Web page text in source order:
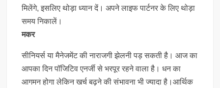
मिलेंगे, इसलिए थोड़ा ध्यान दें। अपने लाइफ पार्टनर के लिए थोड़ा
समय निकालें।
मकर
सीनियर्स या मैनेजमेंट की नाराजगी झेलनी पड़ सकती है। आज का
आपका दिन पॉजिटिव एनर्जी से भरपूर रहने वाला है। धन का
आगमन होगा लेकिन खर्च बढ़ने की संभावना भी ज्यादा है।आर्थिक